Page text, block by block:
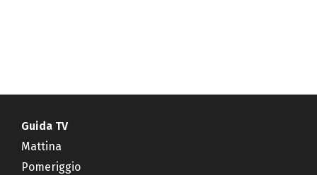
Guida TV
Mattina
Pomeriggio